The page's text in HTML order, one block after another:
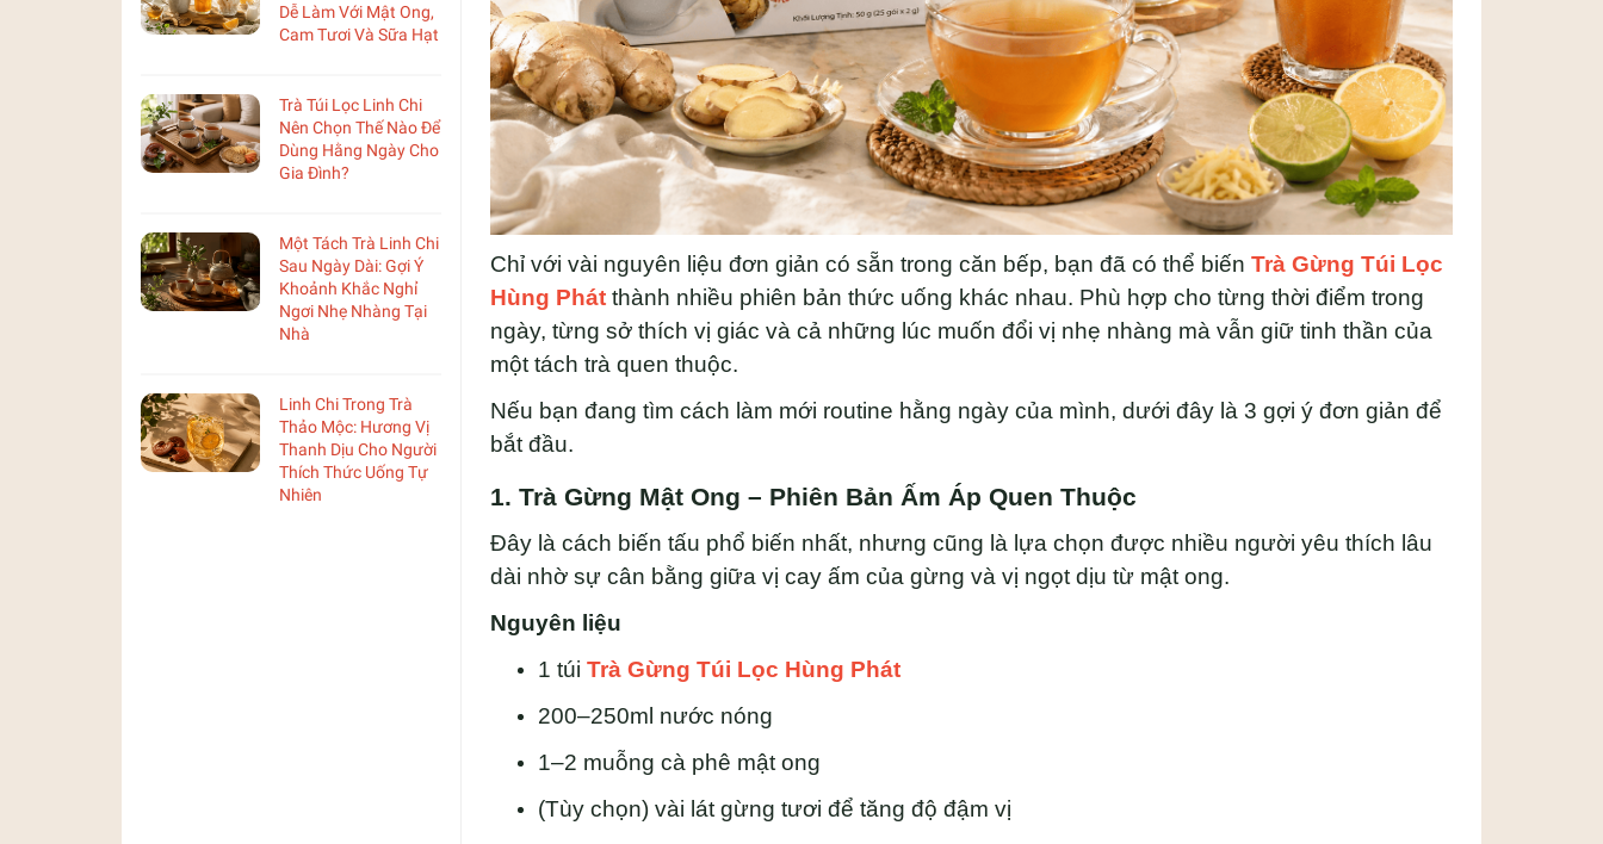
Dễ Làm Với Mật Ong,
Cam Tươi Và Sữa Hạt
Trà Túi Lọc Linh Chi
Nên Chọn Thế Nào Để
Dùng Hằng Ngày Cho
Gia Đình?
Một Tách Trà Linh Chi
Sau Ngày Dài: Gợi Ý
Khoảnh Khắc Nghỉ
Ngơi Nhẹ Nhàng Tại
Nhà
Linh Chi Trong Trà
Thảo Mộc: Hương Vị
Thanh Dịu Cho Người
Thích Thức Uống Tự
Nhiên
Chỉ với vài nguyên liệu đơn giản có sẵn trong căn bếp, bạn đã có thể biến Trà Gừng Túi Lọc
Hùng Phát thành nhiều phiên bản thức uống khác nhau. Phù hợp cho từng thời điểm trong
ngày, từng sở thích vị giác và cả những lúc muốn đổi vị nhẹ nhàng mà vẫn giữ tinh thần của
một tách trà quen thuộc.
Nếu bạn đang tìm cách làm mới routine hằng ngày của mình, dưới đây là 3 gợi ý đơn giản để
bắt đầu.
1. Trà Gừng Mật Ong – Phiên Bản Ấm Áp Quen Thuộc
Đây là cách biến tấu phổ biến nhất, nhưng cũng là lựa chọn được nhiều người yêu thích lâu
dài nhờ sự cân bằng giữa vị cay ấm của gừng và vị ngọt dịu từ mật ong.
Nguyên liệu
1 túi Trà Gừng Túi Lọc Hùng Phát
200–250ml nước nóng
1–2 muỗng cà phê mật ong
(Tùy chọn) vài lát gừng tươi để tăng độ đậm vị